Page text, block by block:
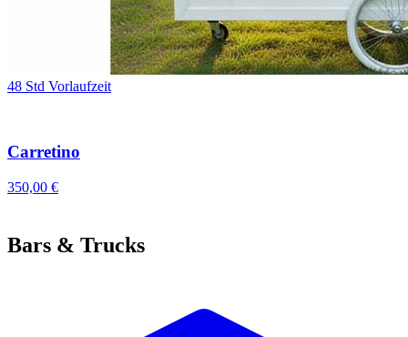
48 Std Vorlaufzeit
Carretino
350,00 €
Bars & Trucks